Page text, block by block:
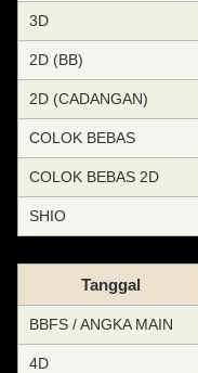
3D
2D (BB)
2D (CADANGAN)
COLOK BEBAS
COLOK BEBAS 2D
SHIO
Tanggal
BBFS / ANGKA MAIN
4D